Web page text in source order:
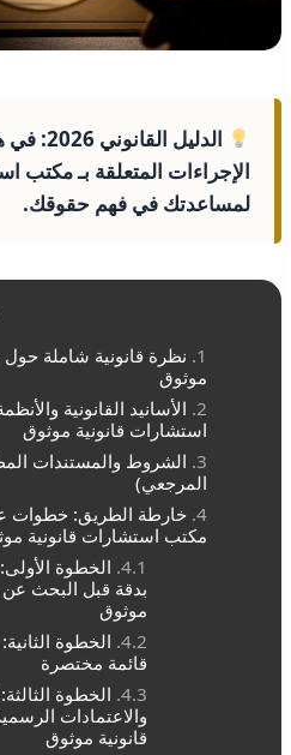
الدليل القانوني 2026:
في
الإجراءات المتعلقة بـمكتب
لمساعدتك في فهم حقوقك.
نظرة قانونية شاملة
موثوق
الأسانيد القانونية
استشارات قانونية موثوق
الشروط والمستندات
المرجعي)
خارطة الطريق: خطوات
مكتب استشارات قانونية
الخطوة الأولى:
بدقة قبل البحث
موثوق
الخطوة
قائمة مختصرة
الخطوة
والاعتمادات
قانونية موثوق